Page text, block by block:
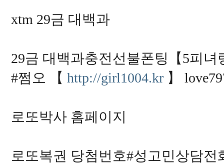
xtm 29금 대백과
29금 대백과충전선불폰팅【5피
#쩜오 【 http://girl1004.kr 】
로또박사 홈페이지
로또복권 당첨번호#성고민상담